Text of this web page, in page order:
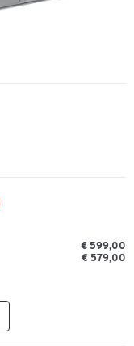
€ 599,00
€ 579,00